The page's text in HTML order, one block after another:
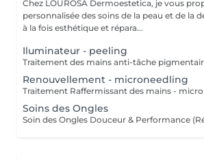
Chez LOUROSA Dermoestetica, je vous
personnalisée des soins de la peau et de la
à la fois esthétique et répara...
Iluminateur - peeling
Renouvellement - microneedling
Soins des Ongles